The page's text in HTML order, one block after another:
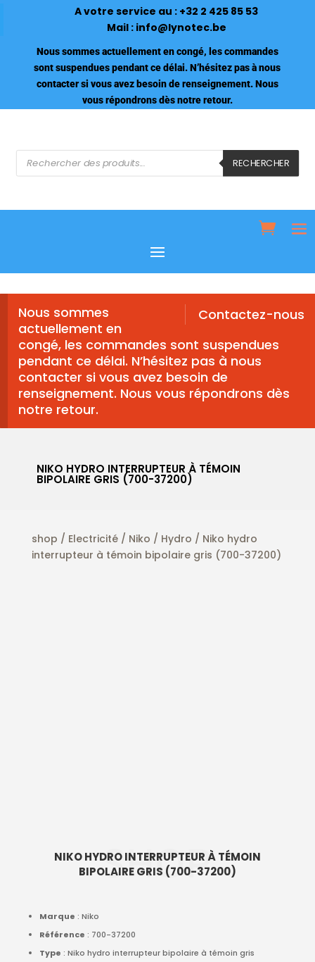
A votre service au : +32 2 425 85 53
Mail : info@lynotec.be
Nous sommes actuellement en congé, les commandes
sont suspendues pendant ce délai. N’hésitez pas à nous
contacter si vous avez besoin de renseignement. Nous
vous répondrons dès notre retour.
Recherche
de
produits
RECHERCHER
Contactez-nous
Nous sommes
actuellement en
congé, les commandes sont suspendues
pendant ce délai. N’hésitez pas à nous
contacter si vous avez besoin de
renseignement. Nous vous répondrons dès
notre retour.
NIKO HYDRO INTERRUPTEUR À TÉMOIN
BIPOLAIRE GRIS (700-37200)
shop / Electricité/ Niko / Hydro / Niko hydro
interrupteur à témoin bipolaire gris (700-37200)
SHOP
NIKO HYDRO INTERRUPTEUR À TÉMOIN
BIPOLAIRE GRIS (700-37200)
Marque : Niko
Référence : 700-37200
Type : Niko hydro interrupteur bipolaire à témoin gris